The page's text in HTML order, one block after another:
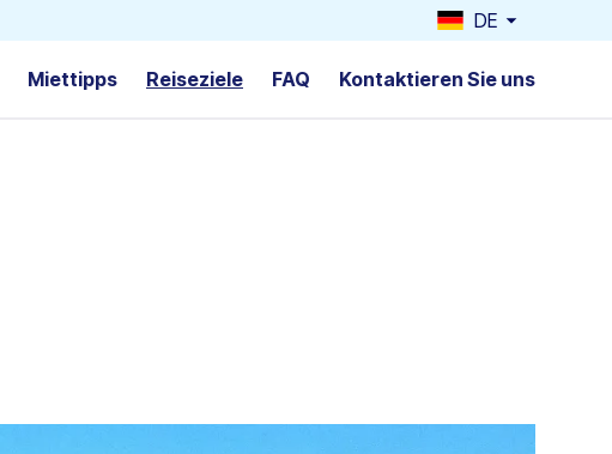
DE
Miettipps Reiseziele FAQ Kontaktieren Sie uns